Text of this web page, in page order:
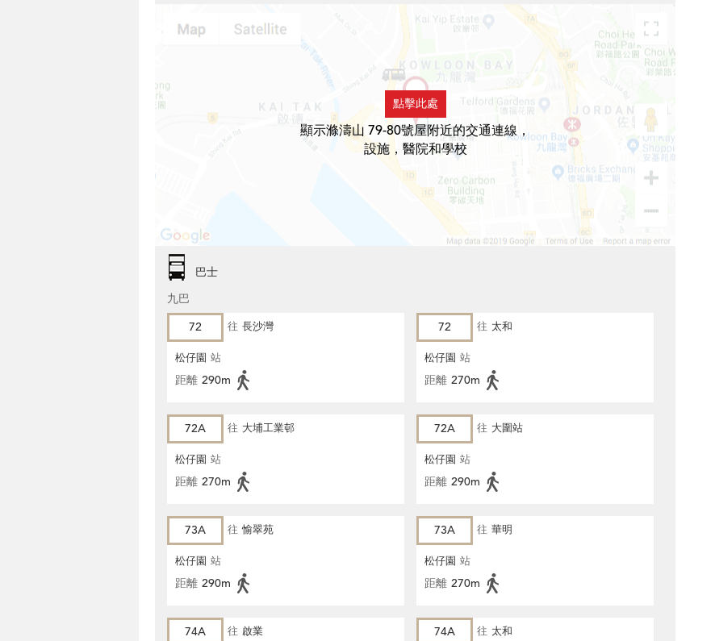
點擊此處
顯示滌濤山 79-80號屋附近的交通連線，
設施，醫院和學校
巴士
九巴
72
往 長沙灣
松仔園 站
距離 290m
72 往 太和
松仔園 站
距離 270m
72A 往 大埔工業邨
松仔園 站
距離 270m
72A 往 大圍站
松仔園 站
距離 290m
73A 往 愉翠苑
松仔園 站
距離 290m
73A 往 華明
松仔園 站
距離 270m
74A 往 啟業 74A 往 太和